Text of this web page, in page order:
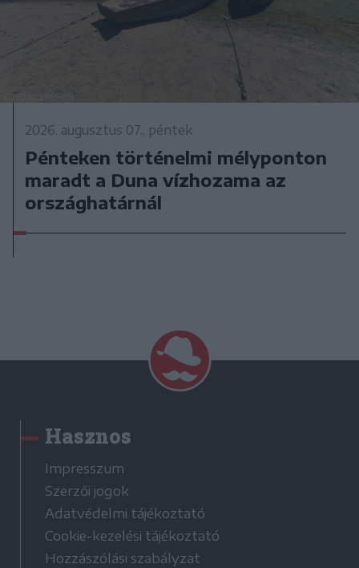
2026. augusztus 07., péntek
Pénteken történelmi mélyponton
maradt a Duna vízhozama az
országhatárnál
Hasznos
Impresszum
Szerzői jogok
Adatvédelmi tájékoztató
Cookie-kezelési tájékoztató
Hozzászólási szabályzat